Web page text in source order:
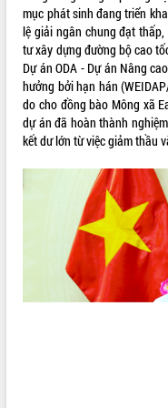
Nâng cao hiệu quả hoạt động của
doanh nghiệp nhà nước
Hội nghị triển khai kết nối mạng
truyền số liệu chuyên dùng phục
quan Đảng, Nhà nước
Lễ phát động chuỗi hoạt động
tay làm sạch môi trường
Xã Ea Kar bước chuyển mình
công tác cải cách hành chính mô
UBND tỉnh họp báo định kỳ
Hội thảo khoa học “Giải pháp
phát triển nền kinh tế xanh tại
Đắk Lắk”
mục phát sinh đang triển
lệ giải ngân chung đạt
tư xây dựng đường bộ cao
Dự án ODA - Dự án Nâng
hưởng bởi hạn hán
do cho đồng bào Mông xã
dự án đã hoàn thành
kết dư lớn từ việc giảm thầu